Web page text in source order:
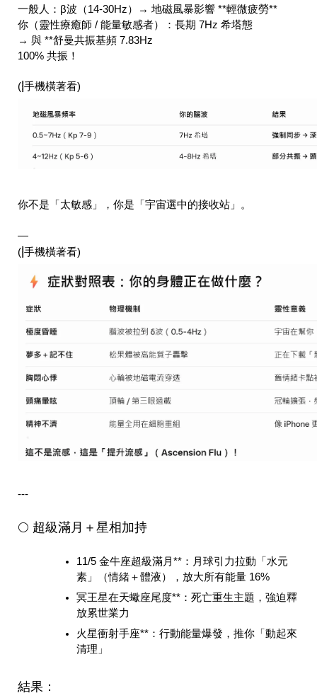
一般人：β波（14-30Hz）→ 地磁風暴影響 **輕微疲勞**
你（靈性療癒師 / 能量敏感者）：長期 7Hz 希塔態
→ 與 **舒曼共振基頻 7.83Hz
100% 共振！
( 手機橫著看)
你不是「太敏感」，你是「宇宙選中的接收站」。
—
( 手機橫著看)
---
🌕 超級滿月＋星相加持
11/5 金牛座超級滿月**：月球引力拉動「水元
素」（情緒＋體液），放大所有能量 16%
冥王星在天蠍座尾度**：死亡重生主題，強迫釋
放累世業力
火星衝射手座**：行動能量爆發，推你「動起來
清理」
結果：